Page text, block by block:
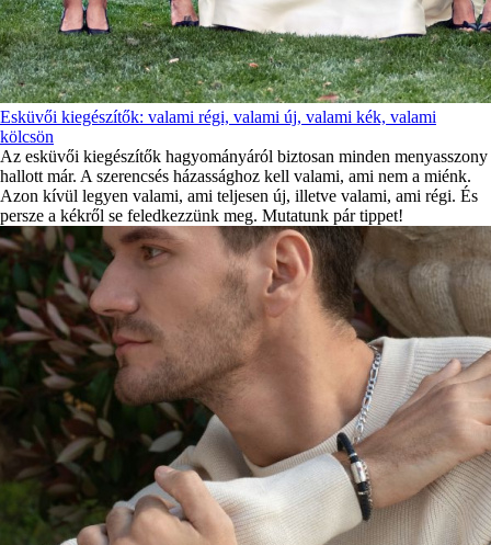
Esküvői kiegészítők: valami régi, valami új, valami kék, valami
kölcsön
Az esküvői kiegészítők hagyományáról biztosan minden menyasszony
hallott már. A szerencsés házassághoz kell valami, ami nem a miénk.
Azon kívül legyen valami, ami teljesen új, illetve valami, ami régi. És
persze a kékről se feledkezzünk meg. Mutatunk pár tippet!